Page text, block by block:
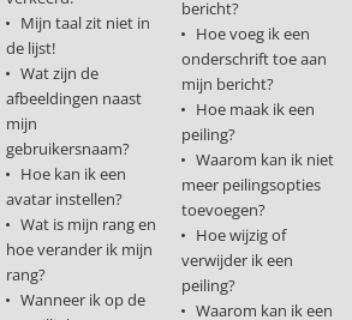
Mijn taal zit niet in
de lijst!
Wat zijn de
afbeeldingen naast
mijn
gebruikersnaam?
Hoe kan ik een
avatar instellen?
Wat is mijn rang en
hoe verander ik mijn
rang?
Wanneer ik op de
bericht?
Hoe voeg ik een
onderschrift toe aan
mijn bericht?
Hoe maak ik een
peiling?
Waarom kan ik niet
meer peilingsopties
toevoegen?
Hoe wijzig of
verwijder ik een
peiling?
Waarom kan ik een